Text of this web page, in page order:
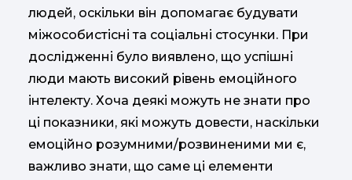
людей, оскільки він допомагає будувати
міжособистісні та соціальні стосунки. При
дослідженні було виявлено, що успішні
люди мають високий рівень емоційного
інтелекту. Хоча деякі можуть не знати про
ці показники, які можуть довести, наскільки
емоційно розумними/розвиненими ми є,
важливо знати, що саме ці елементи